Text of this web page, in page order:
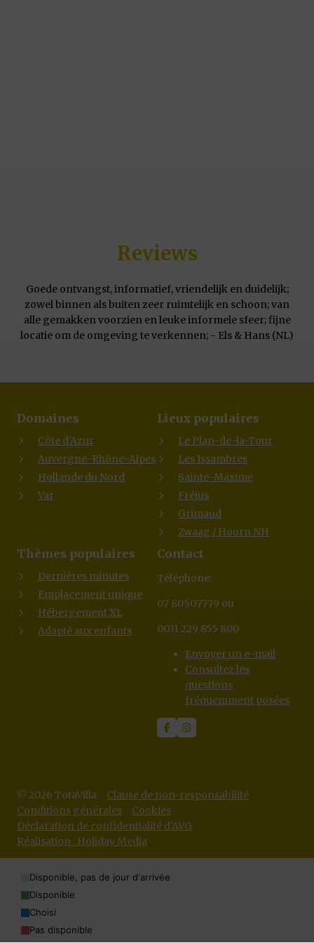
Reviews
Goede ontvangst, informatief, vriendelijk en duidelijk;
zowel binnen als buiten zeer ruimtelijk en schoon; van
alle gemakken voorzien en leuke informele sfeer; fijne
locatie om de omgeving te verkennen; - Els & Hans (NL)
Domaines
Côte d'Azur
Auvergne-Rhône-Alpes
Hollande du Nord
Var
Lieux populaires
Le Plan-de-la-Tour
Les Issambres
Sainte-Maxime
Fréjus
Grimaud
Zwaag / Hoorn NH
Thèmes populaires
Dernières minutes
Emplacement unique
Hébergement XL
Adapté aux enfants
Contact
Téléphone:
07 80507779 ou
0031 229 855 800
Envoyer un e-mail
Consultez les
questions
fréquemment posées
© 2026 TotaVilla
Clause de non-responsabilité
Conditions générales
Cookies
Déclaration de confidentialité d'AVG
Réalisation : Holiday Media
Disponible, pas de jour d'arrivée
Disponible
Choisi
Pas disponible